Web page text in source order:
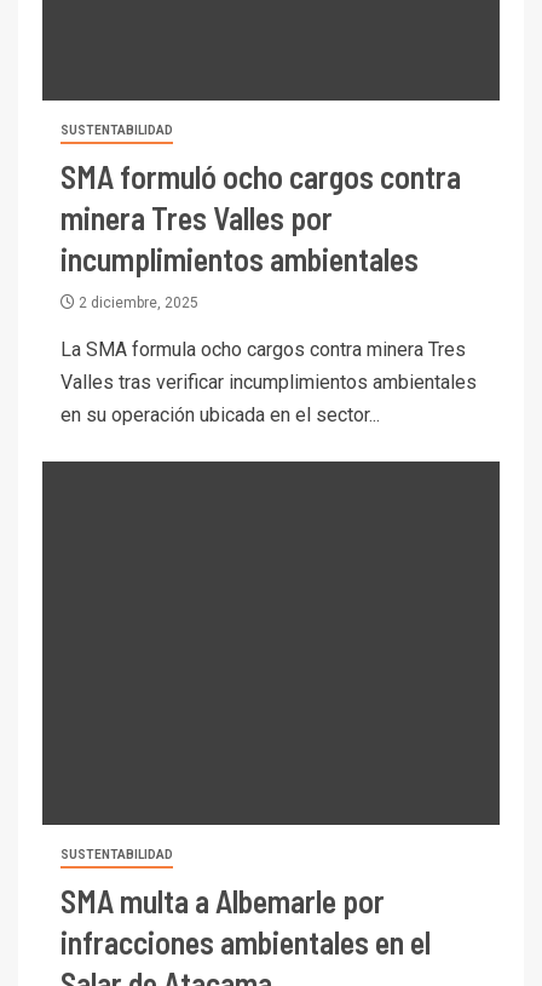
SUSTENTABILIDAD
SMA formuló ocho cargos contra
minera Tres Valles por
incumplimientos ambientales
2 diciembre, 2025
La SMA formula ocho cargos contra minera Tres
Valles tras verificar incumplimientos ambientales
en su operación ubicada en el sector...
SUSTENTABILIDAD
SMA multa a Albemarle por
infracciones ambientales en el